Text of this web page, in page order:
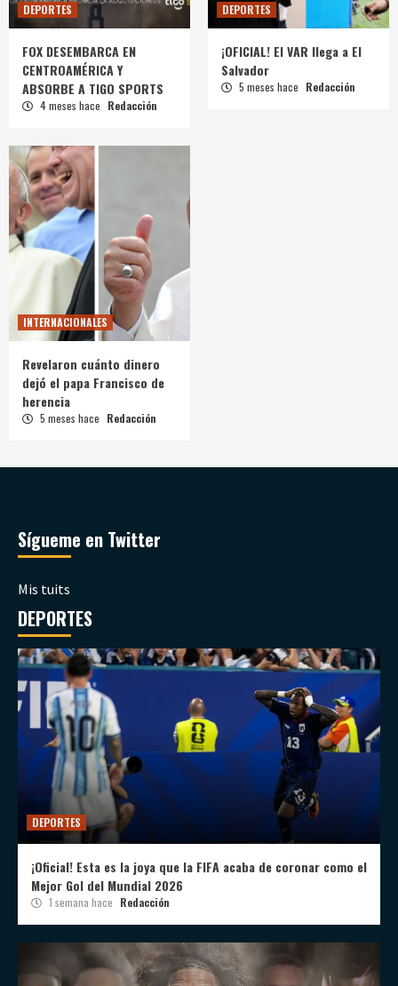
DEPORTES
FOX DESEMBARCA EN
CENTROAMÉRICA Y
ABSORBE A TIGO SPORTS
4 meses hace Redacción
DEPORTES
¡OFICIAL! El VAR llega a El
Salvador
5 meses hace Redacción
INTERNACIONALES
Revelaron cuánto dinero
dejó el papa Francisco de
herencia
5 meses hace Redacción
Sígueme en Twitter
Mis tuits
DEPORTES
DEPORTES
¡Oficial! Esta es la joya que la FIFA acaba de coronar como el
Mejor Gol del Mundial 2026
1 semana hace Redacción